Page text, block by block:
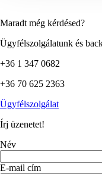
Maradt még kérdésed?
Ügyfélszolgálatunk és
+36 1 347 0682
+36 70 625 2363
Ügyfélszolgálat
Írj üzenetet!
Név
E-mail cím